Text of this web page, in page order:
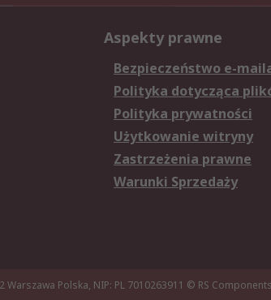
Aspekty prawne
Bezpieczeństwo e-
Polityka dotycząca
Polityka prywatności
Użytkowanie witryny
Zastrzeżenia prawne
Warunki Sprzedaży
Polska, NIP: PL 7010263911 © RS